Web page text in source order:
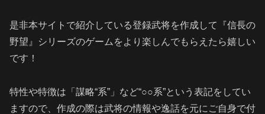
是非本サイトで紹介している登録武将を作成して『信長の
野望』シリーズのゲームをより楽しんでもらえたら嬉しい
です！
特性や特徴は「謀略“系”」など“○○系”という表記をしてい
ますので、作成の際は武将の情報や逸話を元にご自身で付